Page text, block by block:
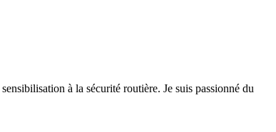
à la sécurité routière. Je suis passionné du